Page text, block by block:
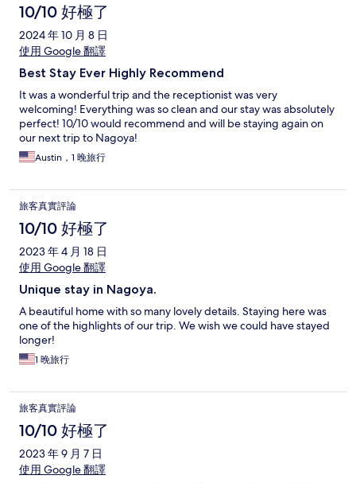
10/10 好極了
2024 年 10 月 8 日
使用 Google 翻譯
Best Stay Ever Highly Recommend
It was a wonderful trip and the receptionist was very
welcoming! Everything was so clean and our stay was absolutely
perfect! 10/10 would recommend and will be staying again on
our next trip to Nagoya!
Austin，1 晚旅行
旅客真實評論
10/10 好極了
2023 年 4 月 18 日
使用 Google 翻譯
Unique stay in Nagoya.
A beautiful home with so many lovely details. Staying here was
one of the highlights of our trip. We wish we could have stayed
longer!
1 晚旅行
旅客真實評論
10/10 好極了
2023 年 9 月 7 日
使用 Google 翻譯